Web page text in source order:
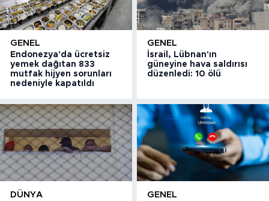
GENEL
Endonezya'da ücretsiz
yemek dağıtan 833
mutfak hijyen sorunları
nedeniyle kapatıldı
GENEL
İsrail, Lübnan'ın
güneyine hava saldırısı
düzenledi: 10 ölü
DÜNYA GENEL